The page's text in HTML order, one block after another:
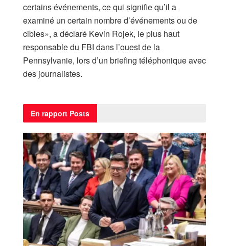
certains événements, ce qui signifie qu’il a
examiné un certain nombre d’événements ou de
cibles», a déclaré Kevin Rojek, le plus haut
responsable du FBI dans l’ouest de la
Pennsylvanie, lors d’un briefing téléphonique avec
des journalistes.
En rapport Posts